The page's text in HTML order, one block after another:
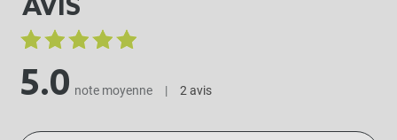
AVIS
5.0 note moyenne | 2 avis